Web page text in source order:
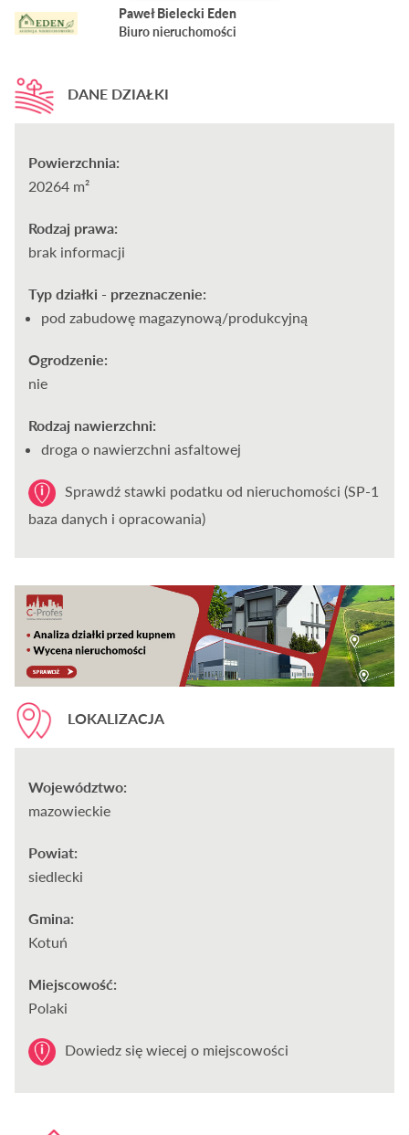
Paweł Bielecki Eden
Biuro nieruchomości
DANE DZIAŁKI
Powierzchnia:
20264 m²
Rodzaj prawa:
brak informacji
Typ działki - przeznaczenie:
pod zabudowę magazynową/produkcyjną
Ogrodzenie:
nie
Rodzaj nawierzchni:
droga o nawierzchni asfaltowej
Sprawdź stawki podatku od nieruchomości (SP-1
baza danych i opracowania)
LOKALIZACJA
Województwo:
mazowieckie
Powiat:
siedlecki
Gmina:
Kotuń
Miejscowość:
Polaki
Dowiedz się wiecej o miejscowości